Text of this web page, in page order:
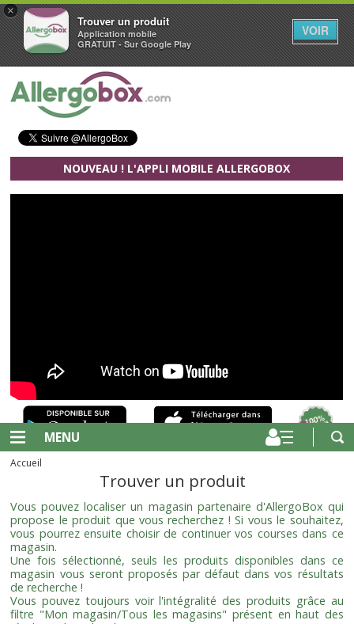
×
Trouver un produit
Application mobile
GRATUIT - Sur Google Play
VOIR
Aller au contenu principal
NOUVEAU ! L'APPLI MOBILE ALLERGOBOX
MENU
Accueil
Trouver un produit
Vous pouvez localiser un magasin partenaire d'AllergoBox qui
propose le produit que vous recherchez ! Si vous le souhaitez,
vous pourrez ensuite choisir de continuer vos courses dans ce
magasin.
Une fois sélectionné, seuls les produits disponibles dans ce
magasin vous seront proposés par défaut dans vos résultats
de recherche !
Vous pouvez toujours voir l'intégralité des produits grâce au
filtre "Mon magasin/Tous les magasins" présent en haut des